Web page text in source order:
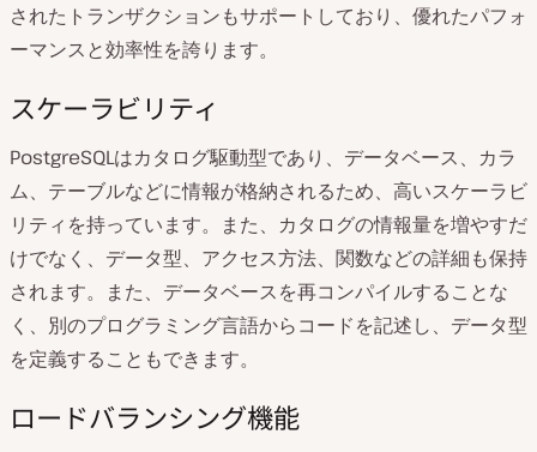
されたトランザクションもサポートしており、優れたパフォ
ーマンスと効率性を誇ります。
スケーラビリティ
PostgreSQLはカタログ駆動型であり、データベース、カラ
ム、テーブルなどに情報が格納されるため、高いスケーラビ
リティを持っています。また、カタログの情報量を増やすだ
けでなく、データ型、アクセス方法、関数などの詳細も保持
されます。また、データベースを再コンパイルすることな
く、別のプログラミング言語からコードを記述し、データ型
を定義することもできます。
ロードバランシング機能